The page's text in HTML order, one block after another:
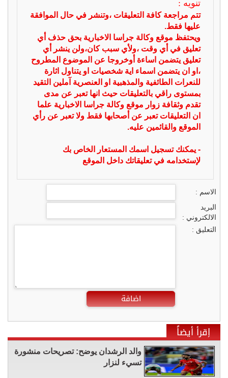
تنويه :
تتم مراجعة كافة التعليقات ،وتنشر في حال الموافقة
عليها فقط.
ويحتفظ موقع وكالة جراسا الاخبارية بحق حذف أي
تعليق في أي وقت ،ولأي سبب كان،ولن ينشر أي
تعليق يتضمن اساءة أوخروجا عن الموضوع المطروح
،او ان يتضمن اسماء اية شخصيات او يتناول اثارة
للنعرات الطائفية والمذهبية او العنصرية آملين التقيد
بمستوى راقي بالتعليقات حيث انها تعبر عن مدى
تقدم وثقافة زوار موقع وكالة جراسا الاخبارية علما
ان التعليقات تعبر عن أصحابها فقط ولا تعبر عن رأي
الموقع والقائمين عليه.
- يمكنك تسجيل اسمك المستعار الخاص بك
لإستخدامه في تعليقاتك داخل الموقع
الاسم :
البريد
الالكتروني :
التعليق :
اضافة
إقرأ أيضاً
والد الرشدان يوضح: تصريحات منشورة
تسيء لنزار